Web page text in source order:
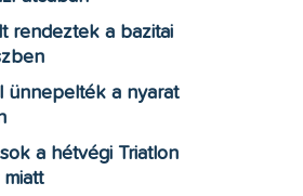
rendeztek a bazitai
ünnepelték a nyarat
a hétvégi Triatlon